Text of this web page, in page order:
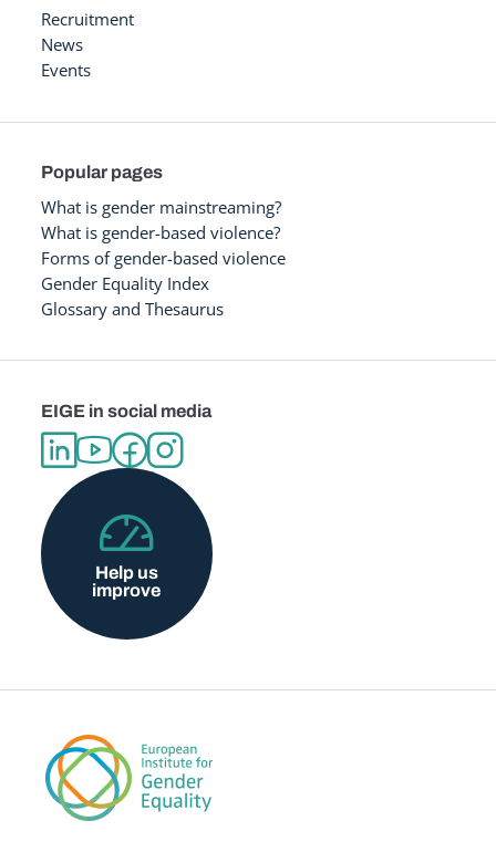
Recruitment
News
Events
Popular pages
What is gender mainstreaming?
What is gender-based violence?
Forms of gender-based violence
Gender Equality Index
Glossary and Thesaurus
EIGE in social media
Help us
improve